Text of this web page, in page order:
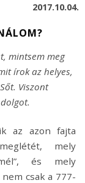
2017.10.04.
mintsem meg
írok az helyes,
Viszont
az azon fajta
mely
és mely
csak a 777-